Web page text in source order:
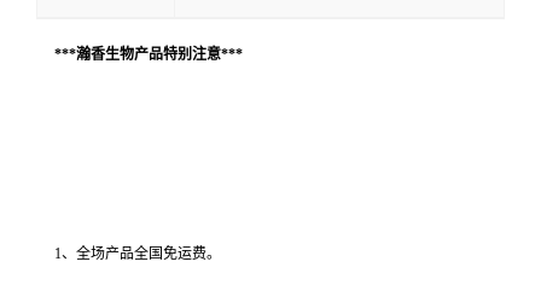
***瀚香生物产品特别注意***
1、全场产品全国免运费。